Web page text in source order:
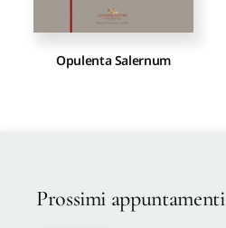
Newsletter
Opulenta Salernum
Prossimi appuntamenti